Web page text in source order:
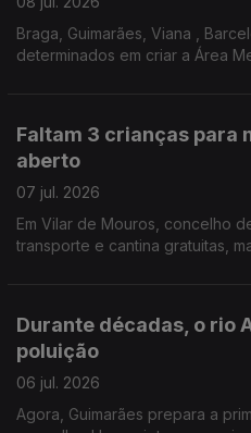
Braga, Guimarães, Viana ,
determinados em criar a Área
Faltam 3 crianças para
aberto
07 jul. 2026
Em Vilar de Mouros, concelho
transporte e cantina gratuitas,
Durante décadas, o rio
poluição
06 jul. 2026
Agora, Guimarães prepara a